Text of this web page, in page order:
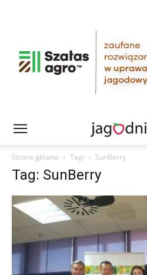
Strona główna Tagi SunBerry
Tag: SunBerry